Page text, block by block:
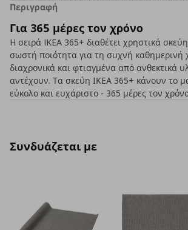
Περιγραφή
Για 365 μέρες τον χρόνο
H σειρά IKEA 365+ διαθέτει χρηστικά
σωστή ποιότητα για τη συχνή καθημερινή
διαχρονικά και φτιαγμένα από ανθεκτικά
αντέχουν. Τα σκεύη ΙΚΕΑ 365+ κάνουν το
εύκολο και ευχάριστο - 365 μέρες τον
Συνδυάζεται με